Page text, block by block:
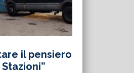
il pensiero